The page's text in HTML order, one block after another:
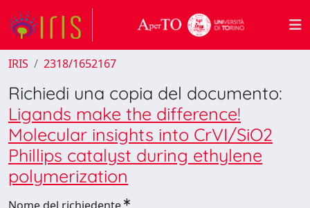
IRIS 2318/1652167
Richiedi una copia del documento:
Ligands make the difference!
Molecular insights into CrVI/SiO2
Phillips catalyst during ethylene
polymerization